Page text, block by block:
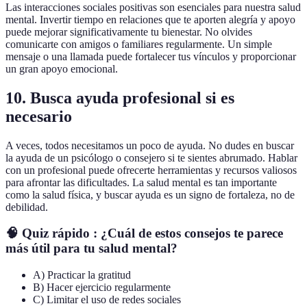
Las interacciones sociales positivas son esenciales para nuestra salud
mental. Invertir tiempo en relaciones que te aporten alegría y apoyo
puede mejorar significativamente tu bienestar. No olvides
comunicarte con amigos o familiares regularmente. Un simple
mensaje o una llamada puede fortalecer tus vínculos y proporcionar
un gran apoyo emocional.
10. Busca ayuda profesional si es
necesario
A veces, todos necesitamos un poco de ayuda. No dudes en buscar
la ayuda de un psicólogo o consejero si te sientes abrumado. Hablar
con un profesional puede ofrecerte herramientas y recursos valiosos
para afrontar las dificultades. La salud mental es tan importante
como la salud física, y buscar ayuda es un signo de fortaleza, no de
debilidad.
🧠 Quiz rápido : ¿Cuál de estos consejos te parece
más útil para tu salud mental?
A) Practicar la gratitud
B) Hacer ejercicio regularmente
C) Limitar el uso de redes sociales